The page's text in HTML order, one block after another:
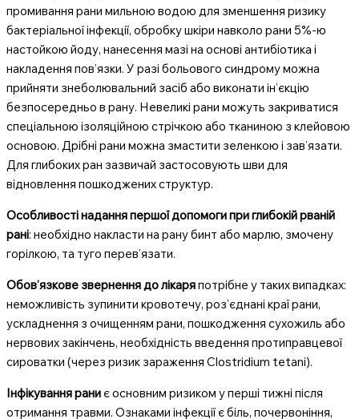
промивання рани мильною водою для зменшення ризику
бактеріальної інфекції, обробку шкіри навколо рани 5%-ю
настойкою йоду, нанесення мазі на основі антибіотика і
накладення пов’язки. У разі больового синдрому можна
прийняти знеболювальний засіб або виконати ін’єкцію
безпосередньо в рану. Невеликі рани можуть закриватися
спеціальною ізоляційною стрічкою або тканиною з клейовою
основою. Дрібні рани можна змастити зеленкою і зав’язати.
Для глибоких ран зазвичай застосовують шви для
відновлення пошкоджених структур.
Особливості надання першої допомоги при глибокій рваній
рані: необхідно накласти на рану бинт або марлю, змочену
горілкою, та туго перев’язати.
Обов’язкове звернення до лікаряпотрібне у таких випадках:
неможливість зупинити кровотечу, роз’єднані краї рани,
ускладнення з очищенням рани, пошкодження сухожиль або
нервових закінчень, необхідність введення протиправцевої
сироватки (через ризик зараження Clostridium tetani).
Інфікування рани є основним ризиком у перші тижні після
отримання травми. Ознаками інфекції є біль, почервоніння,